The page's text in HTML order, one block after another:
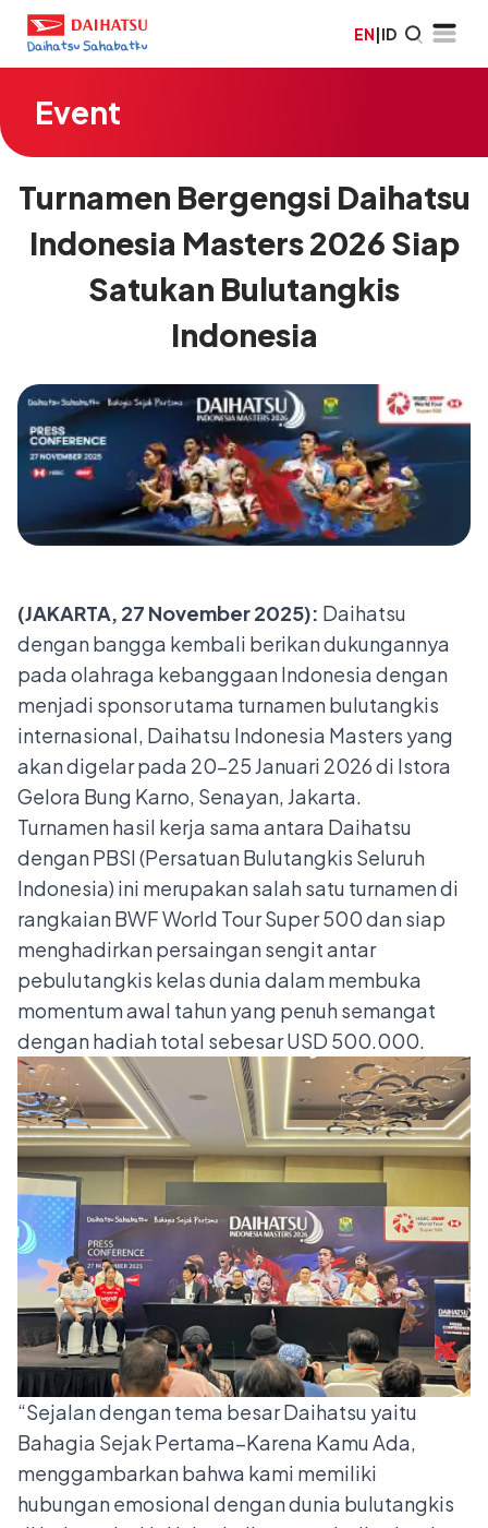
EN|ID
Event
Turnamen Bergengsi Daihatsu
Indonesia Masters 2026 Siap
Satukan Bulutangkis
Indonesia
(JAKARTA, 27 November 2025): Daihatsu
dengan bangga kembali berikan dukungannya
pada olahraga kebanggaan Indonesia dengan
menjadi sponsor utama turnamen bulutangkis
internasional, Daihatsu Indonesia Masters yang
akan digelar pada 20–25 Januari 2026 di Istora
Gelora Bung Karno, Senayan, Jakarta.
Turnamen hasil kerja sama antara Daihatsu
dengan PBSI (Persatuan Bulutangkis Seluruh
Indonesia) ini merupakan salah satu turnamen di
rangkaian BWF World Tour Super 500 dan siap
menghadirkan persaingan sengit antar
pebulutangkis kelas dunia dalam membuka
momentum awal tahun yang penuh semangat
dengan hadiah total sebesar USD 500.000.
“Sejalan dengan tema besar Daihatsu yaitu
Bahagia Sejak Pertama–Karena Kamu Ada,
menggambarkan bahwa kami memiliki
hubungan emosional dengan dunia bulutangkis